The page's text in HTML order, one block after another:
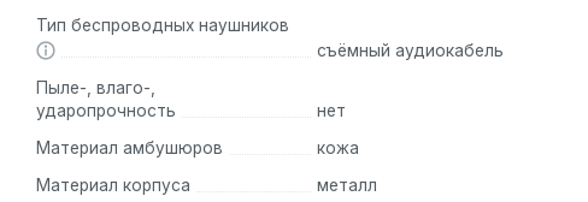
Тип беспроводных наушников
съёмный аудиокабель
Пыле-, влаго-,
ударопрочность
нет
Материал амбушюров
кожа
Материал корпуса
металл